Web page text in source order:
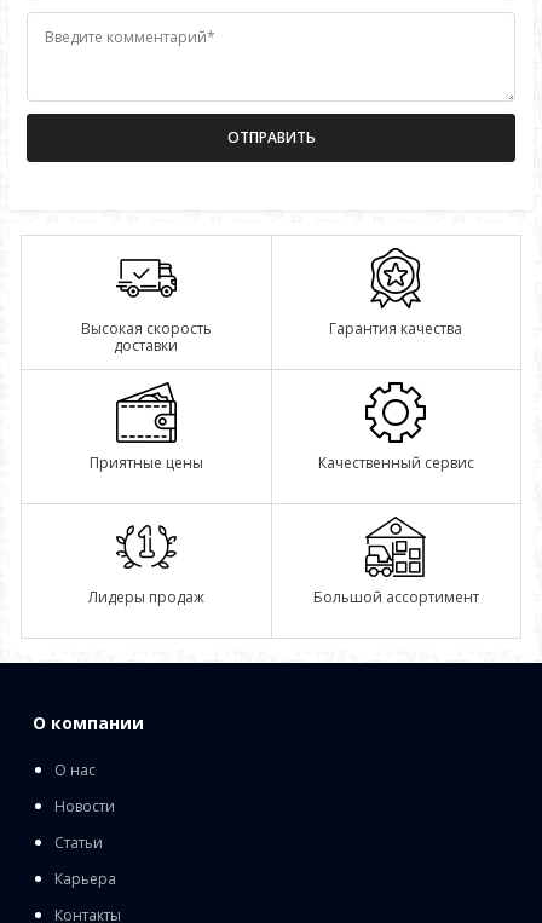
Введите комментарий*
Высокая скорость
доставки
Гарантия качества
Приятные цены Качественный сервис
Лидеры продаж Большой ассортимент
О компании
О нас
Новости
Статьи
Карьера
Контакты